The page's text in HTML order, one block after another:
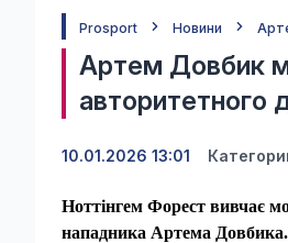
Prosport Новини
Артем Довбик
авторитетного
10.01.2026 13:01
Ноттінгем Форест вивчає
нападника Артема Довбика.